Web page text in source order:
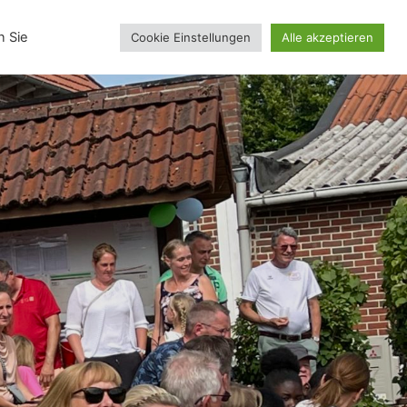
Sie
Cookie Einstellungen Alle akzeptieren